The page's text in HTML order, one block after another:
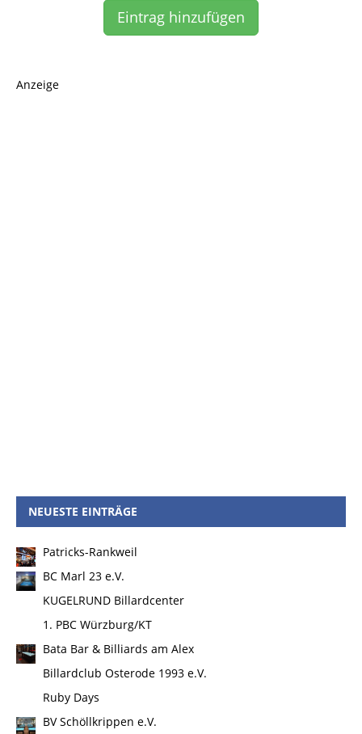
Eintrag hinzufügen
Anzeige
NEUESTE EINTRÄGE
Patricks-Rankweil
BC Marl 23 e.V.
KUGELRUND Billardcenter
1. PBC Würzburg/KT
Bata Bar & Billiards am Alex
Billardclub Osterode 1993 e.V.
Ruby Days
BV Schöllkrippen e.V.